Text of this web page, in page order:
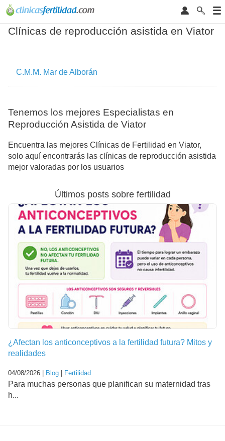
Clínicas de reproducción asistida en Viator
C.M.M. Mar de Alborán
Tenemos los mejores Especialistas en
Reproducción Asistida de Viator
Encuentra las mejores Clínicas de Fertilidad en Viator,
solo aquí encontrarás las clínicas de reproducción asistida
mejor valoradas por los usuarios
Últimos posts sobre fertilidad
¿Afectan los anticonceptivos a la fertilidad futura? Mitos y
realidades
04/08/2026 | Blog | Fertilidad
Para muchas personas que planifican su maternidad tras
h...